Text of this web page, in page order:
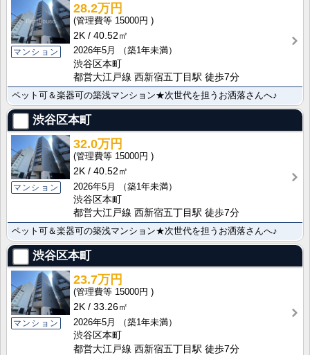
マンション
28.2万円
15000円
2K
40.52㎡
2026年5月
（築1年未満）
渋谷区本町
都営大江戸線 西新宿五丁目駅 徒歩7分
ペット可＆楽器可の築浅マンション★次世代を担うお洒落さんへ♪
渋谷区本町
マンション
32.0万円
15000円
2K
40.52㎡
2026年5月
（築1年未満）
渋谷区本町
都営大江戸線 西新宿五丁目駅 徒歩7分
ペット可＆楽器可の築浅マンション★次世代を担うお洒落さんへ♪
渋谷区本町
マンション
23.7万円
15000円
2K
33.26㎡
2026年5月
（築1年未満）
渋谷区本町
都営大江戸線 西新宿五丁目駅 徒歩7分